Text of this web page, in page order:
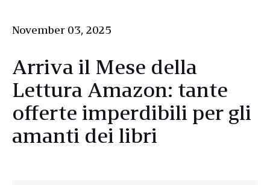
November 03, 2025
Arriva il Mese della
Lettura Amazon: tante
offerte imperdibili per gli
amanti dei libri